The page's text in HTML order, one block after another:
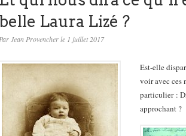
belle Laura Lizé ?
Par Jean Provencher le 1 juillet 2017
Est-elle
voir avec ces
particulier :
approchant ?